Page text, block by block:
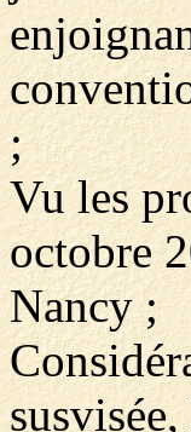
;
Vu les
octobre
Nancy ;